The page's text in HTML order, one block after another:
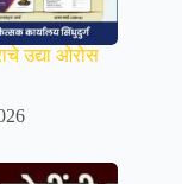
उद्या ओरोस